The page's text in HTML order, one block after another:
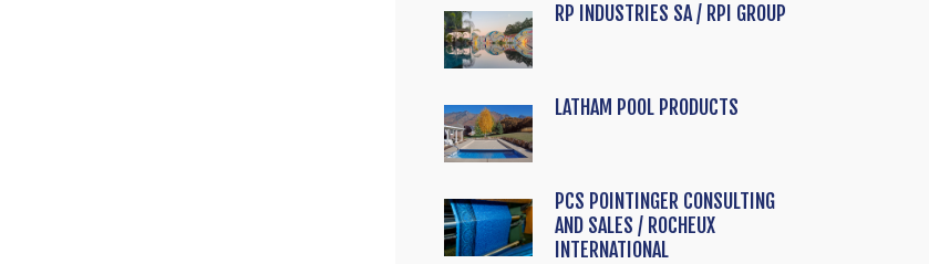
RP INDUSTRIES SA / RPI GROUP
LATHAM POOL PRODUCTS
PCS POINTINGER CONSULTING
AND SALES / ROCHEUX
INTERNATIONAL